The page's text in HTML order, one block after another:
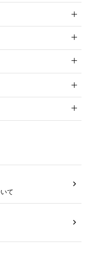
やわらかな寝心
平行配列
て